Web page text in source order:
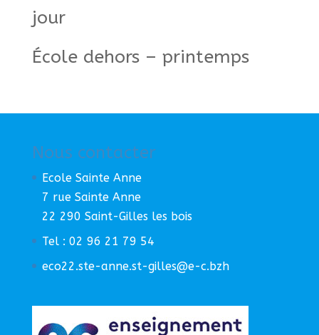
jour
École dehors – printemps
Nous contacter
Ecole Sainte Anne
7 rue Sainte Anne
22 290 Saint-Gilles les bois
Tel : 02 96 21 79 54
eco22.ste-anne.st-gilles@e-c.bzh